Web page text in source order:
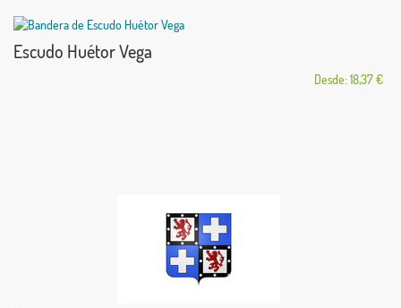
Escudo Huétor Vega
Desde: 18,37 €